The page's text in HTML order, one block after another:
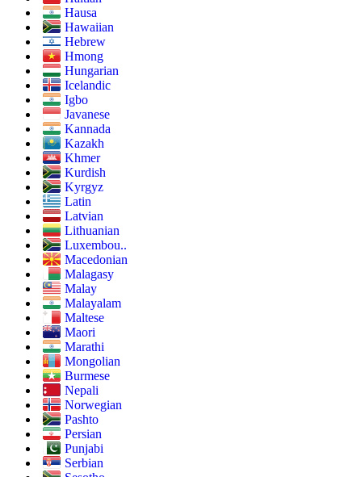
Hausa
Hawaiian
Hebrew
Hmong
Hungarian
Icelandic
Igbo
Javanese
Kannada
Kazakh
Khmer
Kurdish
Kyrgyz
Latin
Latvian
Lithuanian
Luxembou..
Macedonian
Malagasy
Malay
Malayalam
Maltese
Maori
Marathi
Mongolian
Burmese
Nepali
Norwegian
Pashto
Persian
Punjabi
Serbian